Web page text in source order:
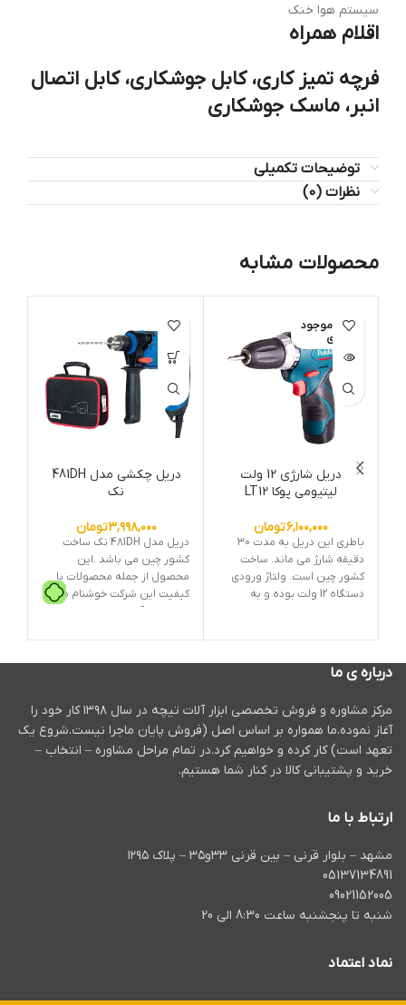
سیستم هوا خنک
اقلام همراه
فرچه تمیز کاری، کابل جوشکاری، کابل اتصال
انبر، ماسک جوشکاری
توضیحات تکمیلی
نظرات (0)
محصولات مشابه
اتمام موجود
ی
دریل شارژی 12 ولت
لیتیومی پوکا LT12
۶,۱۰۰,۰۰۰تومان
باطری این دریل به مدت 30
دقیقه شارژ می ماند. ساخت
کشور چین است. ولتاژ ورودی
دستگاه 12 ولت بوده و به
می باشد. باتری این دریل کره ای
و موتور آن ژاپنی است.
دریل چکشی مدل 481DH
نک
۳,۹۹۸,۰۰۰تومان
دریل مدل 481DH نک ساخت
کشور چین می باشد .این
محصول از جمله محصولات با
کیفیت این شرکت خوشنام در
زمینه ابزارآلات است. این دریل با
سهل و آسانی را برای کاربر به
همراه دارد و همچنین با بهره
دقتی را در فلز ، چوب و بتن
ایجاد می کند.
از
درباره ی ما
مرکز مشاوره و فروش تخصصی ابزار آلات تیچه در سال ۱۳۹۸ کار خود را
آغاز نموده.ما همواره بر اساس اصل (فروش پایان ماجرا نیست.شروع یک
تعهد است) کار کرده و خواهیم کرد.در تمام مراحل مشاوره – انتخاب –
خرید و پشتیبانی کالا در کنار شما هستیم.
ارتباط با ما
مشهد – بلوار قرنی – بین قرنی ۳۳و۳۵ – پلاک ۱۲۹۵
05137134891
09021152005
شنبه تا پنجشنبه ساعت 8:30 الی 20
نماد اعتماد